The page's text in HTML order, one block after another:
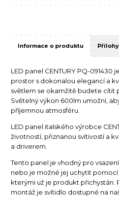
Informace o produktu
LED panel CENTURY PQ-091430
prostor s dokonalou elegancí a
světlem se okamžitě budete cítit
Světelný výkon 600lm umožní,
příjemnou atmosféru.
LED panel italského výrobce
životností, přiznanou svítivostí a
a driverem.
Tento panel je vhodný pro
nebo je možné jej uchytit
kterými už je produkt přichystán.
montáž je svítidlo dostupné na